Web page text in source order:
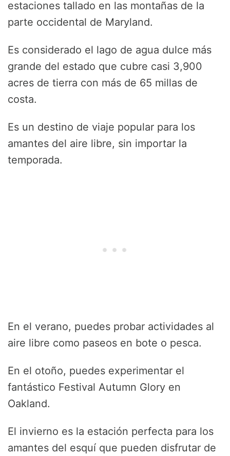
estaciones tallado en las montañas de la
parte occidental de Maryland.
Es considerado el lago de agua dulce más
grande del estado que cubre casi 3,900
acres de tierra con más de 65 millas de
costa.
Es un destino de viaje popular para los
amantes del aire libre, sin importar la
temporada.
En el verano, puedes probar actividades al
aire libre como paseos en bote o pesca.
En el otoño, puedes experimentar el
fantástico Festival Autumn Glory en
Oakland.
El invierno es la estación perfecta para los
amantes del esquí que pueden disfrutar de